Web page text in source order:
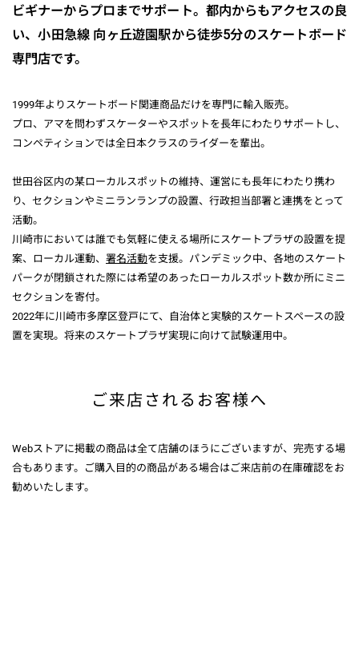
ビギナーからプロまでサポート。都内からもアクセスの良
い、小田急線 向ヶ丘遊園駅から徒歩5分のスケートボード
専門店です。
1999年よりスケートボード関連商品だけを専門に輸入販売。
プロ、アマを問わずスケーターやスポットを長年にわたりサポートし、
コンペティションでは全日本クラスのライダーを輩出。
世田谷区内の某ローカルスポットの維持、運営にも長年にわたり携わ
り、セクションやミニランランプの設置、行政担当部署と連携をとって
活動。
川崎市においては誰でも気軽に使える場所にスケートプラザの設置を提
案、ローカル運動、 署名活動を支援。パンデミック中、各地のスケート
パークが閉鎖された際には希望のあったローカルスポット数か所にミニ
セクションを寄付。
2022年に川崎市多摩区登戸にて、自治体と実験的スケートスペースの設
置を実現。将来のスケートプラザ実現に向けて試験運用中。
ご来店されるお客様へ
Webストアに掲載の商品は全て店舗のほうにございますが、完売する場
合もあります。ご購入目的の商品がある場合はご来店前の在庫確認をお
勧めいたします。